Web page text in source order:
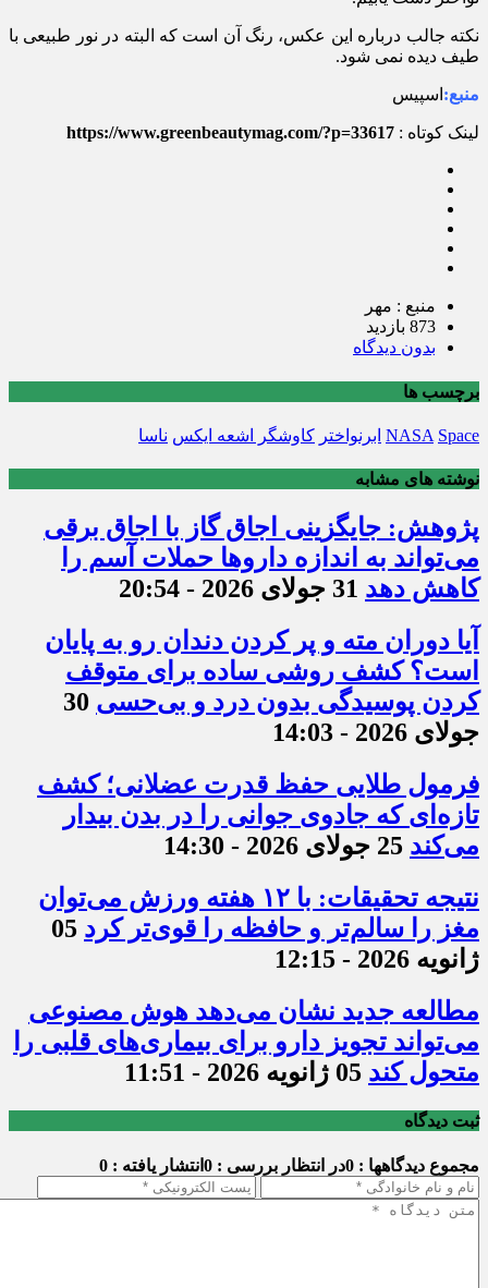
نکته جالب درباره این عکس، رنگ آن است که البته در نور طبیعی با
طیف دیده نمی شود.
منبع: اسپیس
لینک کوتاه : https://www.greenbeautymag.com/?p=33617
منبع : مهر
873 بازدید
بدون دیدگاه
برچسب ها
NASA Space ابرنواختر کاوشگر اشعه ایکس ناسا
نوشته های مشابه
پژوهش: جایگزینی اجاق گاز با اجاق برقی
می‌تواند به اندازه داروها حملات آسم را
کاهش دهد 31 جولای 2026 - 20:54
آیا دوران مته و پر کردن دندان رو به پایان
است؟ کشف روشی ساده برای متوقف
کردن پوسیدگی بدون درد و بی‌حسی 30
جولای 2026 - 14:03
فرمول طلایی حفظ قدرت عضلانی؛ کشف
تازه‌ای که جادوی جوانی را در بدن بیدار
می‌کند 25 جولای 2026 - 14:30
نتیجه تحقیقات: با ۱۲ هفته ورزش می‌توان
مغز را سالم‌تر و حافظه را قوی‌تر کرد 05
ژانویه 2026 - 12:15
مطالعه جدید نشان می‌دهد هوش مصنوعی
می‌تواند تجویز دارو برای بیماری‌های قلبی را
متحول کند 05 ژانویه 2026 - 11:51
ثبت دیدگاه
مجموع دیدگاهها : 0 در انتظار بررسی : 0 انتشار یافته : 0